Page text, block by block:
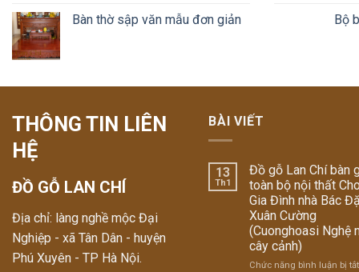
Bàn thờ sập văn mẫu đơn giản Bộ
THÔNG TIN LIÊN
HỆ
ĐỒ GỖ LAN CHÍ
Địa chỉ: làng nghề mộc Đại
Nghiệp - xã Tân Dân - huyện
Phú Xuyên - TP Hà Nội.
BÀI VIẾT
13
Th1
Đồ gỗ Lan Chí bàn
toàn bộ nội thất
Gia Đình nhà Bác
Xuân Cường
(Cuonghoasi Nghệ
cây cảnh)
Chức năng bình luận bị tắt